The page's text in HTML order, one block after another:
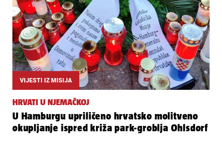
VIJESTI IZ MISIJA
HRVATI U NJEMAČKOJ
U Hamburgu upriličeno hrvatsko molitveno
okupljanje ispred križa park-groblja Ohlsdorf